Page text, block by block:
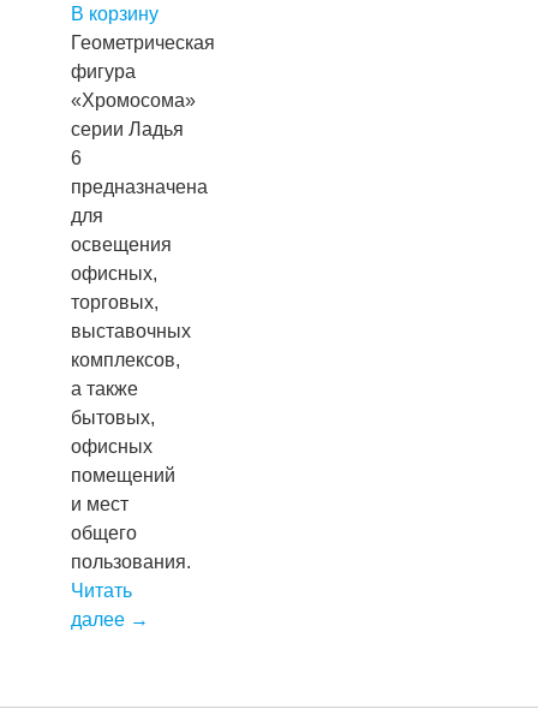
В корзину
Геометрическая
фигура
«Хромосома»
серии Ладья
6
предназначена
для
освещения
офисных,
торговых,
выставочных
комплексов,
а также
бытовых,
офисных
помещений
и мест
общего
пользования.
Читать
далее →